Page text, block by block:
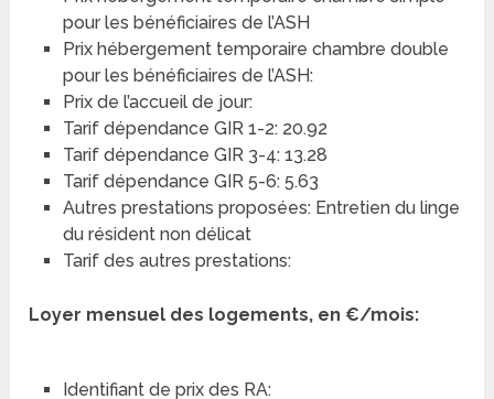
pour les bénéficiaires de l’ASH
Prix hébergement temporaire chambre double
pour les bénéficiaires de l’ASH:
Prix de l’accueil de jour:
Tarif dépendance GIR 1-2: 20.92
Tarif dépendance GIR 3-4: 13.28
Tarif dépendance GIR 5-6: 5.63
Autres prestations proposées: Entretien du linge
du résident non délicat
Tarif des autres prestations:
Loyer mensuel des logements, en €/mois:
Identifiant de prix des RA: